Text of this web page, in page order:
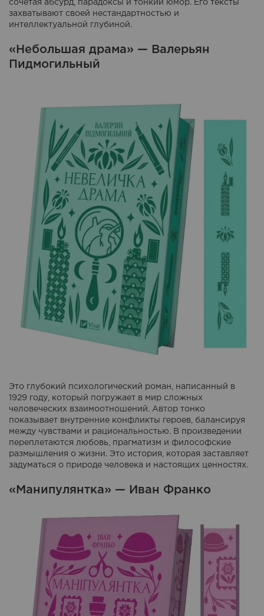
сочетая абсурд, парадоксы и тонкий юмор. Его тексты
захватывают своей нестандартностью и
интеллектуальной глубиной.
«Небольшая драма» — Валерьян
Пидмогильный
Это глубокий психологический роман, написанный в
1929 году, который погружает в мир сложных
человеческих взаимоотношений. Автор тонко
показывает внутренние конфликты героев, балансируя
между чувствами и рациональностью. В произведении
переплетаются любовь, прагматизм и философские
размышления о жизни. Это история, которая заставляет
задуматься о природе человека и настоящих ценностях.
«Манипулянтка» — Иван Франко